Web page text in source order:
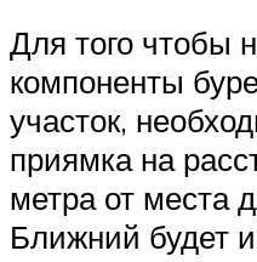
Для того чтобы
компоненты
участок,
приямка на
метра от места
Ближний будет